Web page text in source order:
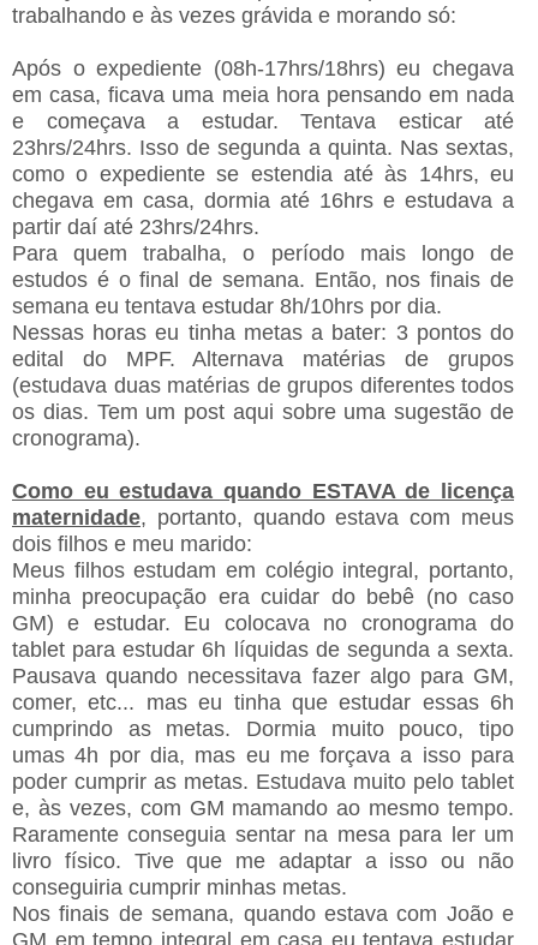
trabalhando e às vezes grávida e morando só:
Após o expediente (08h-17hrs/18hrs) eu chegava
em casa, ficava uma meia hora pensando em nada
e começava a estudar. Tentava esticar até
23hrs/24hrs. Isso de segunda a quinta. Nas sextas,
como o expediente se estendia até às 14hrs, eu
chegava em casa, dormia até 16hrs e estudava a
partir daí até 23hrs/24hrs.
Para quem trabalha, o período mais longo de
estudos é o final de semana. Então, nos finais de
semana eu tentava estudar 8h/10hrs por dia.
Nessas horas eu tinha metas a bater: 3 pontos do
edital do MPF. Alternava matérias de grupos
(estudava duas matérias de grupos diferentes todos
os dias. Tem um post aqui sobre uma sugestão de
cronograma).
Como eu estudava quando ESTAVA de licença
maternidade, portanto, quando estava com meus
dois filhos e meu marido:
Meus filhos estudam em colégio integral, portanto,
minha preocupação era cuidar do bebê (no caso
GM) e estudar. Eu colocava no cronograma do
tablet para estudar 6h líquidas de segunda a sexta.
Pausava quando necessitava fazer algo para GM,
comer, etc... mas eu tinha que estudar essas 6h
cumprindo as metas. Dormia muito pouco, tipo
umas 4h por dia, mas eu me forçava a isso para
poder cumprir as metas. Estudava muito pelo tablet
e, às vezes, com GM mamando ao mesmo tempo.
Raramente conseguia sentar na mesa para ler um
livro físico. Tive que me adaptar a isso ou não
conseguiria cumprir minhas metas.
Nos finais de semana, quando estava com João e
GM em tempo integral em casa eu tentava estudar